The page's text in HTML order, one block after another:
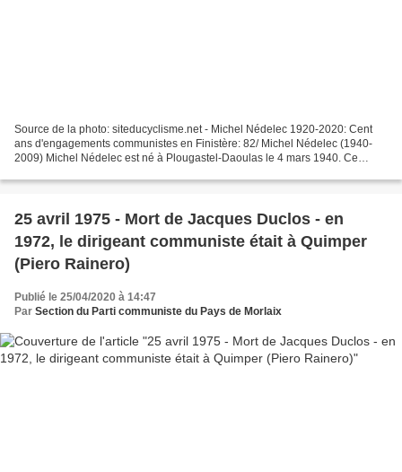
Source de la photo: siteducyclisme.net - Michel Nédelec 1920-2020: Cent
ans d'engagements communistes en Finistère: 82/ Michel Nédelec (1940-
2009) Michel Nédelec est né à Plougastel-Daoulas le 4 mars 1940. Ce
25 avril 1975 - Mort de Jacques Duclos - en
1972, le dirigeant communiste était à Quimper
(Piero Rainero)
Publié le 25/04/2020 à 14:47
Par Section du Parti communiste du Pays de Morlaix